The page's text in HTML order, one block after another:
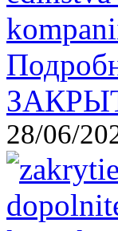
28/06/